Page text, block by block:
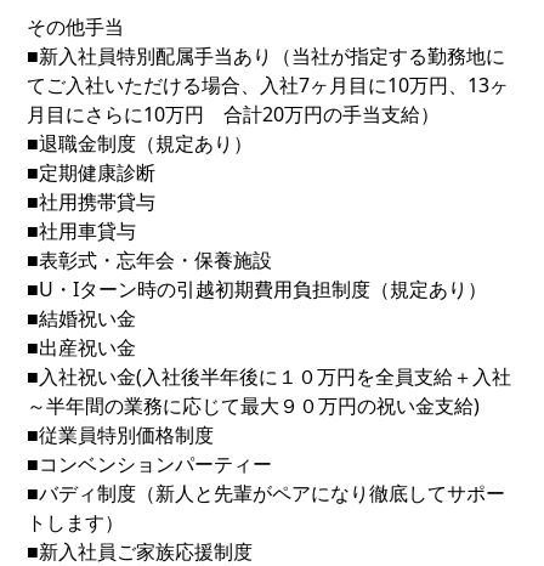
その他手当
■新入社員特別配属手当あり（当社が指定する勤務地に
てご入社いただける場合、入社7ヶ月目に10万円、13ヶ
月目にさらに10万円 合計20万円の手当支給）
■退職金制度（規定あり）
■定期健康診断
■社用携帯貸与
■社用車貸与
■表彰式・忘年会・保養施設
■U・Iターン時の引越初期費用負担制度（規定あり）
■結婚祝い金
■出産祝い金
■入社祝い金(入社後半年後に１０万円を全員支給＋入社
～半年間の業務に応じて最大９０万円の祝い金支給)
■従業員特別価格制度
■コンベンションパーティー
■バディ制度（新人と先輩がペアになり徹底してサポー
トします）
■新入社員ご家族応援制度